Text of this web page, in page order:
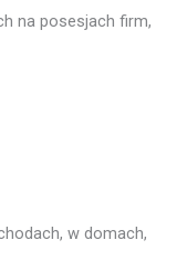
na posesjach firm,
w domach,